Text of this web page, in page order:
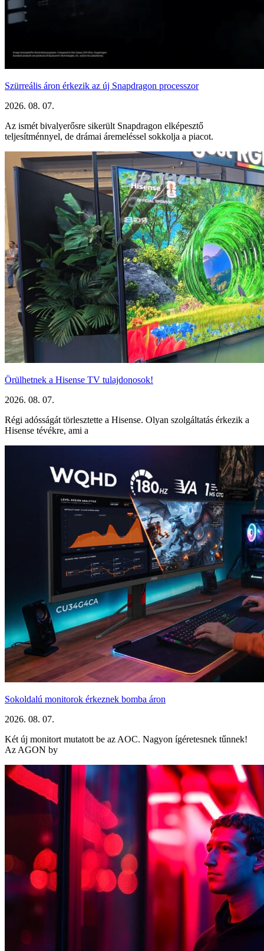
Szürreális áron érkezik az új Snapdragon processzor
2026. 08. 07.
Az ismét bivalyerősre sikerült Snapdragon elképesztő
teljesítménnyel, de drámai áremeléssel sokkolja a piacot.
Örülhetnek a Hisense TV tulajdonosok!
2026. 08. 07.
Régi adósságát törlesztette a Hisense. Olyan szolgáltatás érkezik a
Hisense tévékre, ami a
Sokoldalú monitorok érkeznek bomba áron
2026. 08. 07.
Két új monitort mutatott be az AOC. Nagyon ígéretesnek tűnnek!
Az AGON by